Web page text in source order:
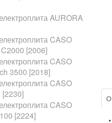
AURORA
CASO
[2006]
CASO
3500 [2018]
CASO
[2230]
CASO
[2224]